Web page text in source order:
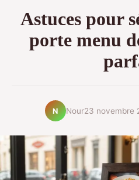
Astuces pour
porte menu
N Nour23 novembre